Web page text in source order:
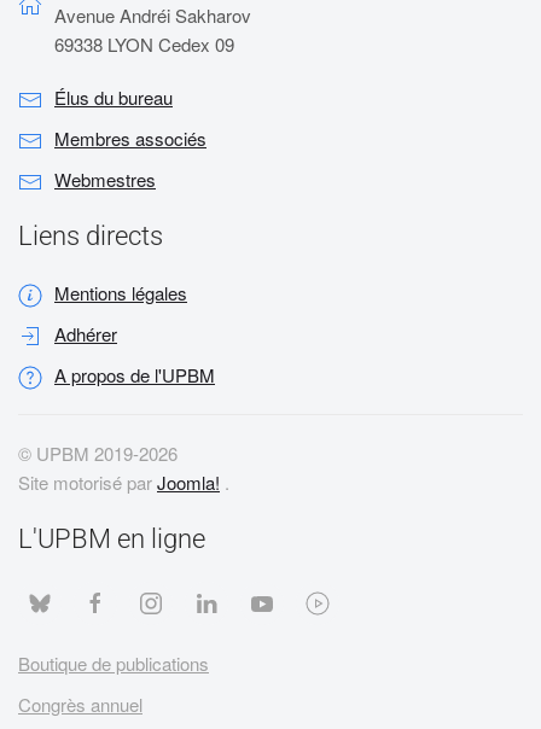
Avenue Andréi Sakharov
69338 LYON Cedex 09
Élus du bureau
Membres associés
Webmestres
Liens directs
Mentions légales
Adhérer
A propos de l'UPBM
© UPBM 2019-2026
Site motorisé parJoomla! .
L'UPBM en ligne
Boutique de publications
Congrès annuel